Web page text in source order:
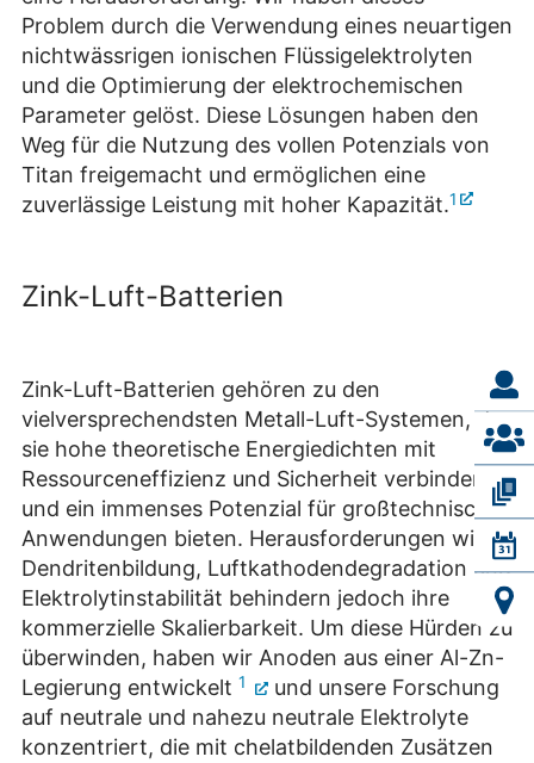
Problem durch die Verwendung eines neuartigen
nichtwässrigen ionischen Flüssigelektrolyten
und die Optimierung der elektrochemischen
Parameter gelöst. Diese Lösungen haben den
Weg für die Nutzung des vollen Potenzials von
Titan freigemacht und ermöglichen eine
zuverlässige Leistung mit hoher Kapazität.1
Zink-Luft-Batterien
Zink-Luft-Batterien gehören zu den
vielversprechendsten Metall-Luft-Systemen, da
sie hohe theoretische Energiedichten mit
Ressourceneffizienz und Sicherheit verbinden
und ein immenses Potenzial für großtechnische
Anwendungen bieten. Herausforderungen wie
Dendritenbildung, Luftkathodendegradation und
Elektrolytinstabilität behindern jedoch ihre
kommerzielle Skalierbarkeit. Um diese Hürden zu
überwinden, haben wir Anoden aus einer Al-Zn-
Legierung entwickelt 1
und unsere Forschung
auf neutrale und nahezu neutrale Elektrolyte
konzentriert, die mit chelatbildenden Zusätzen